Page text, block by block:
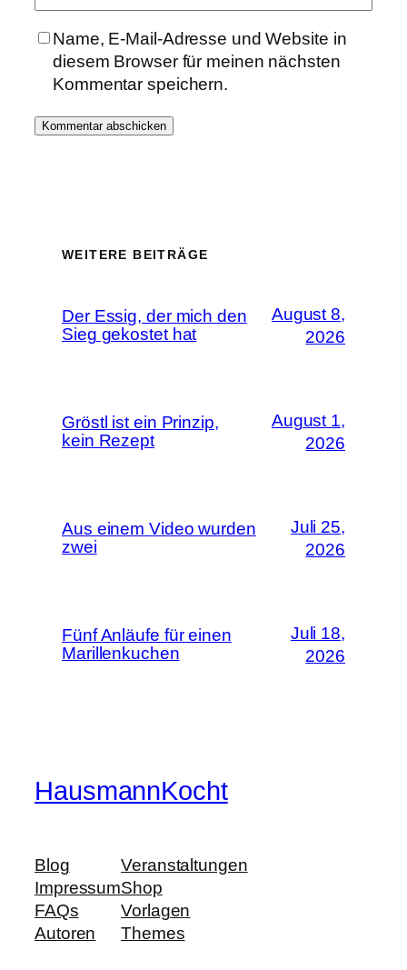
Name, E-Mail-Adresse und Website in
diesem Browser für meinen nächsten
Kommentar speichern.
WEITERE BEITRÄGE
Der Essig, der mich den
Sieg gekostet hat
August 8,
2026
Gröstl ist ein Prinzip,
kein Rezept
August 1,
2026
Aus einem Video wurden
zwei
Juli 25,
2026
Fünf Anläufe für einen
Marillenkuchen
Juli 18,
2026
HausmannKocht
Blog
Impressum
FAQs
Autoren
Veranstaltungen
Shop
Vorlagen
Themes